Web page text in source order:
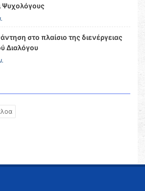
Ψυχολόγους
στο πλαίσιο της διενέργειας
Διαλόγου